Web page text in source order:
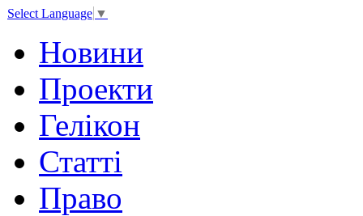
Select Language ▼
Новини
Проекти
Гелікон
Статті
Право